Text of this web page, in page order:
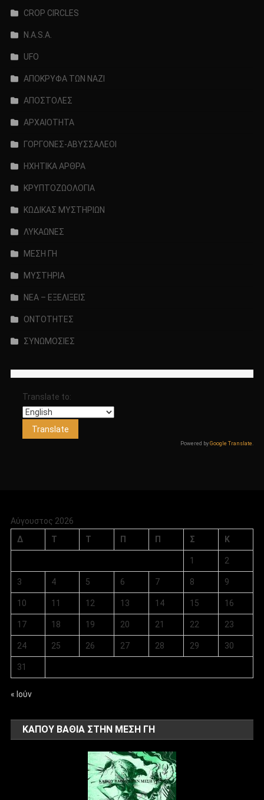
CROP CIRCLES
N.A.S.A.
UFO
ΑΠΟΚΡΥΦΑ ΤΩΝ ΝΑΖΙ
ΑΠΟΣΤΟΛΕΣ
ΑΡΧΑΙΟΤΗΤΑ
ΓΟΡΓΟΝΕΣ-ΑΒΥΣΣΑΛΕΟΙ
ΗΧΗΤΙΚΑ ΑΡΘΡΑ
ΚΡΥΠΤΟΖΩΟΛΟΓΙΑ
ΚΩΔΙΚΑΣ ΜΥΣΤΗΡΙΩΝ
ΛΥΚΑΩΝΕΣ
ΜΕΣΗ ΓΗ
ΜΥΣΤΗΡΙΑ
ΝΕΑ – ΕΞΕΛΙΞΕΙΣ
ΟΝΤΟΤΗΤΕΣ
ΣΥΝΩΜΟΣΙΕΣ
Translate to:
Powered byGoogle Translate .
Αύγουστος 2026
Δ
Τ Τ Π Π Σ Κ
1 2
3 4 5 6 7 8 9
10 11 12 13 14 15 16
17 18 19 20 21 22 23
24 25 26 27 28 29 30
31
« Ιούν
ΚΑΠΟΥ ΒΑΘΙΑ ΣΤΗΝ ΜΕΣΗ ΓΗ